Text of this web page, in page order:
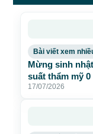
Bài viết xem
Mừng sinh
suất thẩm mỹ
17/07/2026